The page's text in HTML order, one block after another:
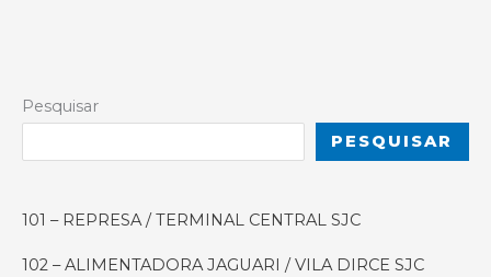
Pesquisar
PESQUISAR
101 – REPRESA / TERMINAL CENTRAL SJC
102 – ALIMENTADORA JAGUARI / VILA DIRCE SJC